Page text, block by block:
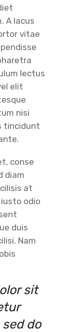
A lacus
vitae
lectus
elit
nisi
tincidunt
conse
diam
at
odio
duis
Nam
sit
do